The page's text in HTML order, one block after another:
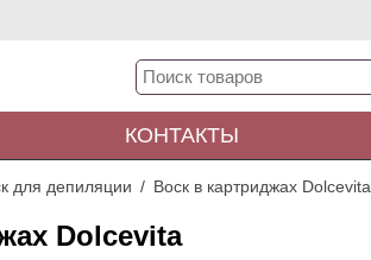
КОНТАКТЫ
для депиляции Воск в картриджах Dolcevita
Dolcevita